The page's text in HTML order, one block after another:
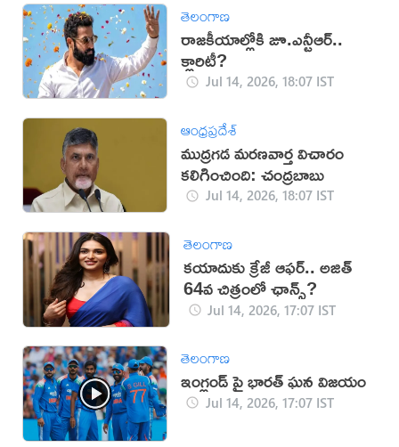
తెలంగాణ
రాజకీయాల్లోకి జూ.ఎన్టీఆర్..
క్లారిటీ?
Jul 14, 2026, 18:07 IST
ఆంధ్రప్రదేశ్
ముద్రగడ మరణవార్త విచారం
కలిగించింది: చంద్రబాబు
Jul 14, 2026, 18:07 IST
తెలంగాణ
కయాదుకు క్రేజీ ఆఫర్.. అజిత్
64వ చిత్రంలో ఛాన్స్?
Jul 14, 2026, 17:07 IST
తెలంగాణ
ఇంగ్లండ్‌ పై భారత్ ఘన విజయం
Jul 14, 2026, 17:07 IST